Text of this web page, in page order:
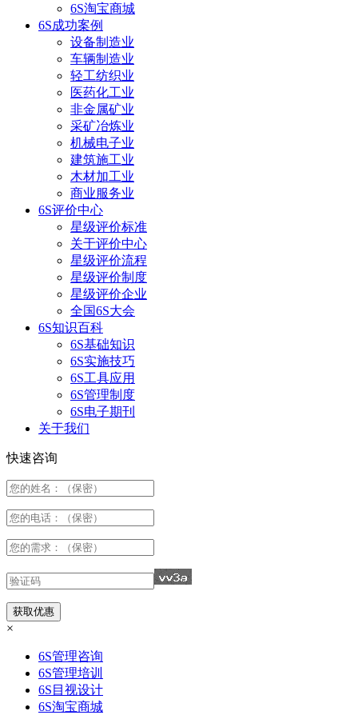
6S淘宝商城
6S成功案例
设备制造业
车辆制造业
轻工纺织业
医药化工业
非金属矿业
采矿冶炼业
机械电子业
建筑施工业
木材加工业
商业服务业
6S评价中心
星级评价标准
关于评价中心
星级评价流程
星级评价制度
星级评价企业
全国6S大会
6S知识百科
6S基础知识
6S实施技巧
6S工具应用
6S管理制度
6S电子期刊
关于我们
快速咨询
×
6S管理咨询
6S管理培训
6S目视设计
6S淘宝商城